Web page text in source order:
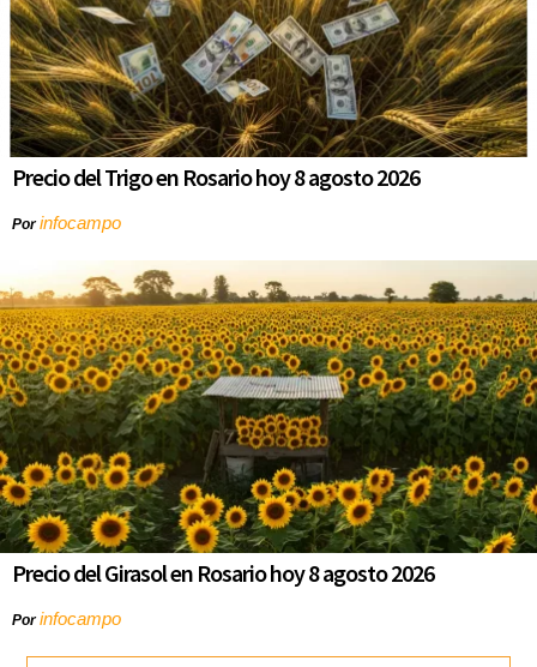
Precio del Trigo en Rosario hoy 8 agosto 2026
Porinfocampo
Precio del Girasol en Rosario hoy 8 agosto 2026
Porinfocampo